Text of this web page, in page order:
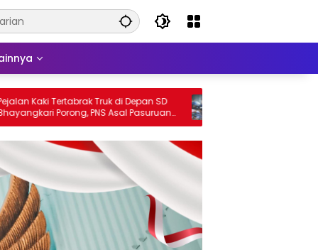
Tertabrak Truk di Depan SD
Porong, PNS Asal Pasuruan
Serius
Gudang Karton di Sidomulyo
Terbakar, Dua Unit PMK
Api